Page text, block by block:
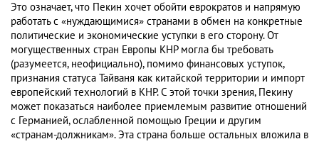
Это означает, что Пекин хочет обойти еврократов и напрямую
работать с «нуждающимися» странами в обмен на конкретные
политические и экономические уступки в его сторону. От
могущественных стран Европы КНР могла бы требовать
(разумеется, неофициально), помимо финансовых уступок,
признания статуса Тайваня как китайской территории и импорт
европейский технологий в КНР. С этой точки зрения, Пекину
может показаться наиболее приемлемым развитие отношений
с Германией, ослабленной помощью Греции и другим
«странам-должникам». Эта страна больше остальных вложила в